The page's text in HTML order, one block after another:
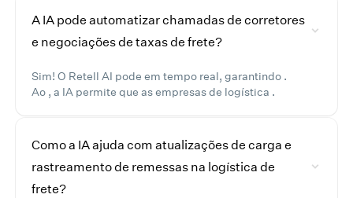
A IA pode automatizar chamadas de corretores
e negociações de taxas de frete?
Sim! O Retell AI pode em tempo real, garantindo .
Ao , a IA permite que as empresas de logística .
Como a IA ajuda com atualizações de carga e
rastreamento de remessas na logística de
frete?